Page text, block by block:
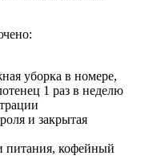
уборка в номере,
1 раз в неделю
и закрытая
питания, кофейный